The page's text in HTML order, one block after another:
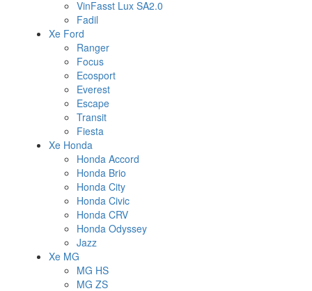
VinFasst Lux SA2.0
Fadil
Xe Ford
Ranger
Focus
Ecosport
Everest
Escape
Transit
Fiesta
Xe Honda
Honda Accord
Honda Brio
Honda City
Honda Civic
Honda CRV
Honda Odyssey
Jazz
Xe MG
MG HS
MG ZS